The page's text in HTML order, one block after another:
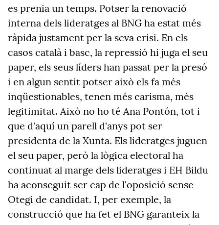
es prenia un temps. Potser la renovació
interna dels lideratges al BNG ha estat més
ràpida justament per la seva crisi. En els
casos català i basc, la repressió hi juga el seu
paper, els seus líders han passat per la presó
i en algun sentit potser això els fa més
inqüestionables, tenen més carisma, més
legitimitat. Això no ho té Ana Pontón, tot i
que d'aquí un parell d'anys pot ser
presidenta de la Xunta. Els lideratges juguen
el seu paper, però la lògica electoral ha
continuat al marge dels lideratges i EH Bildu
ha aconseguit ser cap de l'oposició sense
Otegi de candidat. I, per exemple, la
construcció que ha fet el BNG garanteix la